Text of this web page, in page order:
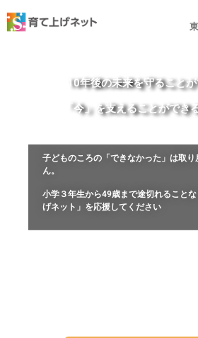
10年後の未来を守ること
「今」を支えることができ
子どものころの「できなかった」は取
ん。
小学３年生から49歳まで途切れること
げネット」を応援してください